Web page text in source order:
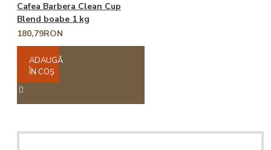
Cafea Barbera Clean Cup
Blend boabe 1 kg
180,79RON
ADAUGĂ
ÎN COŞ